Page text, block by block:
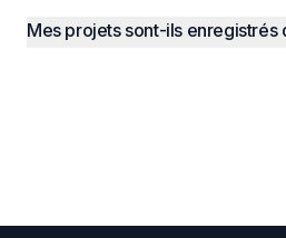
Mes projets sont-ils enregistrés